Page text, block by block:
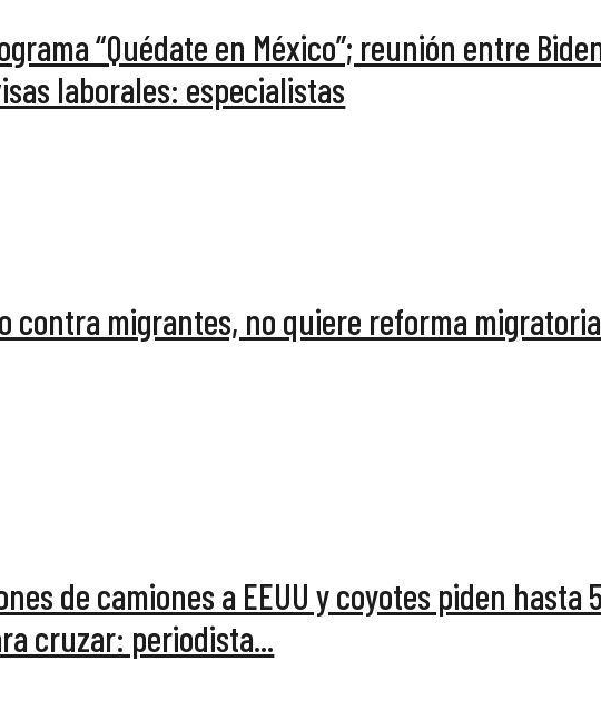
“Quédate en México”; reunión entre
laborales: especialistas
contra migrantes, no quiere reforma
de camiones a EEUU y coyotes piden hasta
cruzar: periodista...